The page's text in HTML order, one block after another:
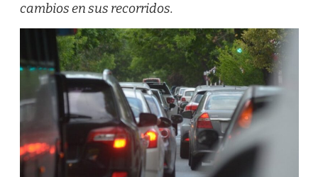
cambios en sus recorridos.